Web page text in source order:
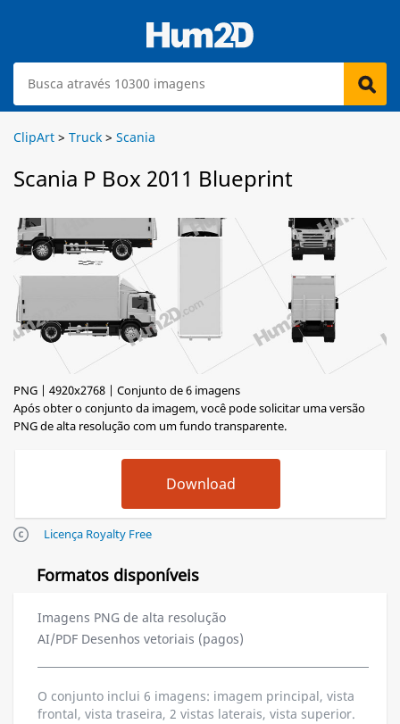
ClipArt > Truck > Scania
Scania P Box 2011 Blueprint
PNG | 4920x2768 | Conjunto de 6 imagens
Após obter o conjunto da imagem, você pode solicitar uma versão
PNG de alta resolução com um fundo transparente.
Licença Royalty Free
Formatos disponíveis
Imagens PNG de alta resolução
AI/PDF Desenhos vetoriais (pagos)
O conjunto inclui 6 imagens: imagem principal, vista
frontal, vista traseira, 2 vistas laterais, vista superior.